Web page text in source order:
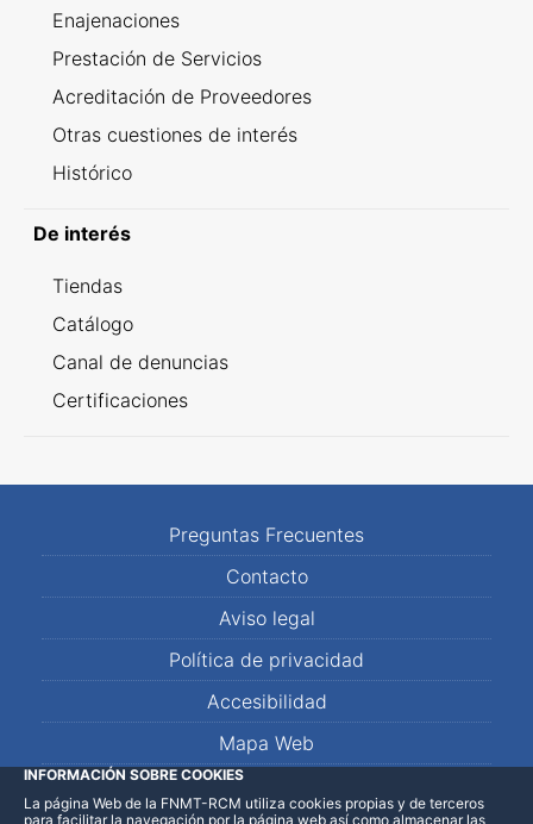
Enajenaciones
Prestación de Servicios
Acreditación de Proveedores
Otras cuestiones de interés
Histórico
De interés
Tiendas
Catálogo
Canal de denuncias
Certificaciones
Preguntas Frecuentes
Contacto
Aviso legal
Política de privacidad
Accesibilidad
Mapa Web
LinkedInFacebookWhatsApp
INFORMACIÓN SOBRE COOKIES
La página Web de la FNMT-RCM utiliza cookies propias y de terceros
para facilitar la navegación por la página web así como almacenar las